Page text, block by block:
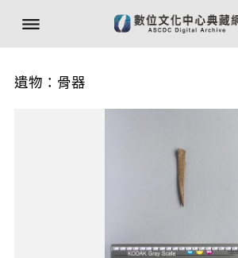
遺物：骨器